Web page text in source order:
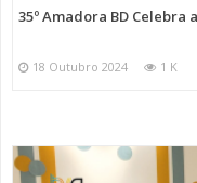
35º Amadora BD Celebra
18 Outubro 2024 1 K